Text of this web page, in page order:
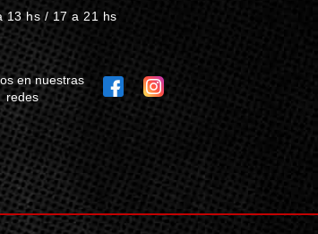
13 hs / 17 a 21 hs
en nuestras
redes